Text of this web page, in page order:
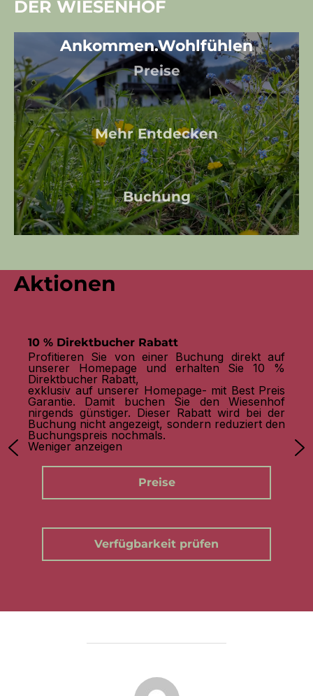
DER WIESENHOF
Ankommen.Wohlfühlen
Preise
Mehr Entdecken
Buchung
Ankommen.Wohlfühlen
Aktionen
10 % Direktbucher Rabatt
Profitieren Sie von einer Buchung direkt auf
unserer Homepage und erhalten Sie 10 %
Direktbucher Rabatt,
exklusiv auf unserer Homepage- mit Best Preis
Garantie. Damit buchen Sie den Wiesenhof
nirgends günstiger. Dieser Rabatt wird bei der
Buchung nicht angezeigt, sondern reduziert den
Buchungspreis nochmals.
Weniger anzeigen
Preise
Verfügbarkeit prüfen
BEITRAGSAUTOR